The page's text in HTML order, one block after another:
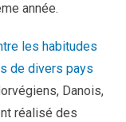
année.
les habitudes
de divers pays
Danois,
réalisé des